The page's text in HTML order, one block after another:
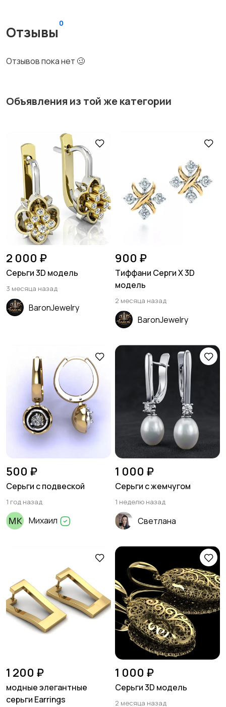
Отзывы
0
Отзывов пока нет 🥴
Объявления из той же категории
2 000 ₽
Серьги 3D модель
3 месяца назад
BaronJewelry
900 ₽
Тиффани Серги X 3D
модель
2 месяца назад
BaronJewelry
500 ₽
Серьги с подвеской
1 год назад
Михаил
1 000 ₽
Серьги с жемчугом
1 неделю назад
Светлана
1 200 ₽
модные элегантные
серьги Earrings
1 000 ₽
Серьги 3D модель
2 месяца назад